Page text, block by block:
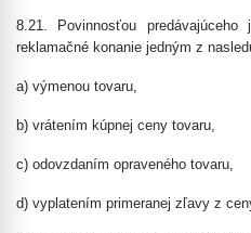
8.21. Povinnosťou
reklamačné konanie jedným z
a) výmenou tovaru,
b) vrátením kúpnej ceny tovaru,
c) odovzdaním opraveného tovaru,
d) vyplatením primeranej zľavy z